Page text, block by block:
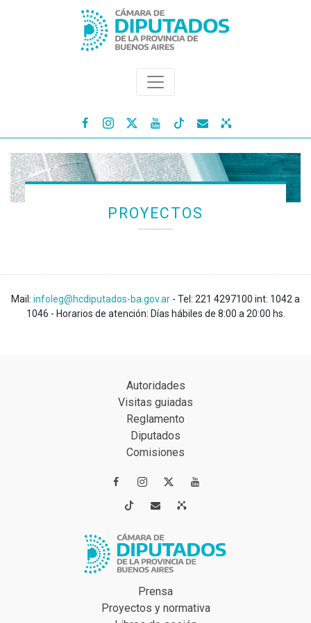
   
PROYECTOS
Mail: infoleg@hcdiputados-ba.gov.ar - Tel: 221 4297100 int: 1042 a
1046 - Horarios de atención: Días hábiles de 8:00 a 20:00 hs.
Autoridades
Visitas guiadas
Reglamento
Diputados
Comisiones
 
 
Prensa
Proyectos y normativa